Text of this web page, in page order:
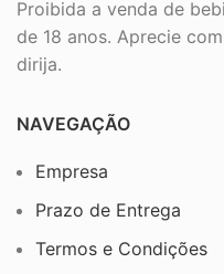
Proibida a venda de
de 18 anos. Aprecie
dirija.
NAVEGAÇÃO
Empresa
Prazo de Entrega
Termos e Condições